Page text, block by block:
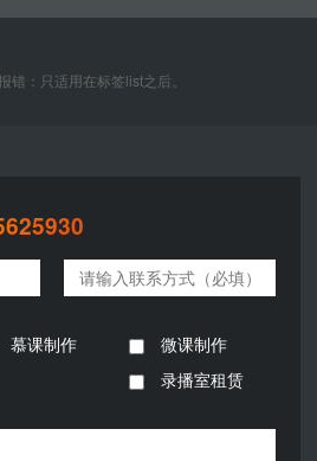
列制作，在内
错：只适用在标签list之后。
慕课制作
微课制作
录播室租赁